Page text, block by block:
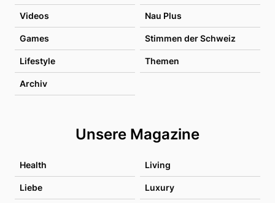
Videos Nau Plus
Games Stimmen der Schweiz
Lifestyle Themen
Archiv
Unsere Magazine
Health Living
Liebe Luxury